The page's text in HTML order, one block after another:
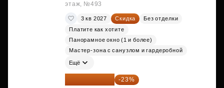
этаж, №493
3 кв 2027 Скидка
Без отделки
Платите как хотите
Панорамное окно (1 и более)
Мастер-зона с санузлом и гардеробной
Ещё
29 792 417 ₽ -23%